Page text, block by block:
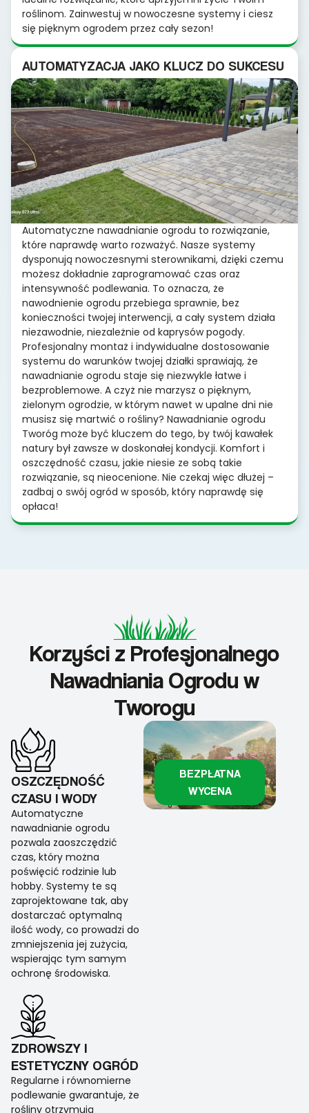
roślinom. Zainwestuj w nowoczesne systemy i ciesz
się pięknym ogrodem przez cały sezon!
AUTOMATYZACJA JAKO KLUCZ DO SUKCESU
Automatyczne nawadnianie ogrodu to rozwiązanie,
które naprawdę warto rozważyć. Nasze systemy
dysponują nowoczesnymi sterownikami, dzięki czemu
możesz dokładnie zaprogramować czas oraz
intensywność podlewania. To oznacza, że
nawodnienie ogrodu przebiega sprawnie, bez
konieczności twojej interwencji, a cały system działa
niezawodnie, niezależnie od kaprysów pogody.
Profesjonalny montaż i indywidualne dostosowanie
systemu do warunków twojej działki sprawiają, że
nawadnianie ogrodu staje się niezwykle łatwe i
bezproblemowe. A czyż nie marzysz o pięknym,
zielonym ogrodzie, w którym nawet w upalne dni nie
musisz się martwić o rośliny? Nawadnianie ogrodu
Tworóg może być kluczem do tego, by twój kawałek
natury był zawsze w doskonałej kondycji. Komfort i
oszczędność czasu, jakie niesie ze sobą takie
rozwiązanie, są nieocenione. Nie czekaj więc dłużej –
zadbaj o swój ogród w sposób, który naprawdę się
opłaca!
Korzyści z Profesjonalnego
Nawadniania Ogrodu w
Tworogu
OSZCZĘDNOŚĆ
CZASU I WODY
Automatyczne
nawadnianie ogrodu
pozwala zaoszczędzić
czas, który można
poświęcić rodzinie lub
hobby. Systemy te są
zaprojektowane tak, aby
dostarczać optymalną
ilość wody, co prowadzi do
zmniejszenia jej zużycia,
wspierając tym samym
ochronę środowiska.
ZDROWSZY I
ESTETYCZNY OGRÓD
Regularne i równomierne
podlewanie gwarantuje, że
rośliny otrzymują
BEZPŁATNA
WYCENA